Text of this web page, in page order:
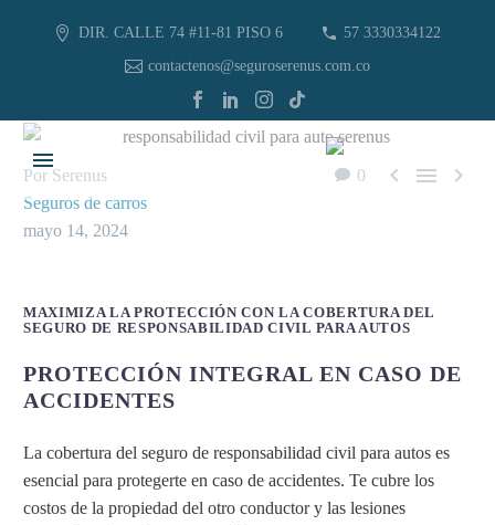
DIR. CALLE 74 #11-81 PISO 6
57 3330334122
contactenos@seguroserenus.com.co
0   
Por Serenus
Seguros de carros
mayo 14, 2024
MAXIMIZA LA PROTECCIÓN CON LA COBERTURA DEL
SEGURO DE RESPONSABILIDAD CIVIL PARA AUTOS
PROTECCIÓN INTEGRAL EN CASO DE
ACCIDENTES
La cobertura del seguro de responsabilidad civil para autos es
esencial para protegerte en caso de accidentes. Te cubre los
costos de la propiedad del otro conductor y las lesiones